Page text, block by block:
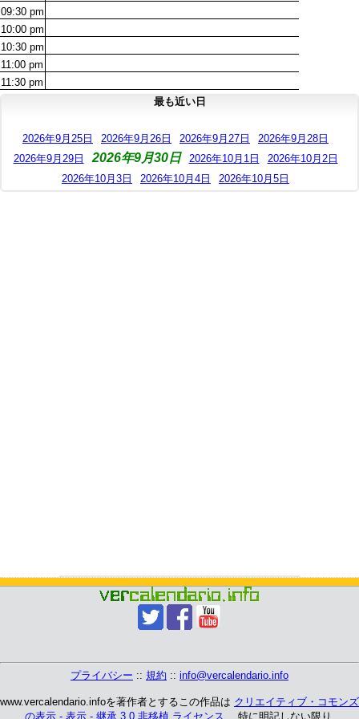
09:30 pm
10:00 pm
10:30 pm
11:00 pm
11:30 pm
最も近い日
2026年9月25日 2026年9月26日 2026年9月27日
2026年9月28日
2026年9月29日
2026年9月30日 2026年10月1日
2026年10月2日
2026年10月3日
2026年10月4日 2026年10月5日
プライバシー :: 規約 :: info@vercalendario.info
www.vercalendario.infoを著作者とするこの作品は クリエイティブ・コモンズ
の表示 - 表示 - 継承 3.0 非移植 ライセンス 、 特に明記しない限り.